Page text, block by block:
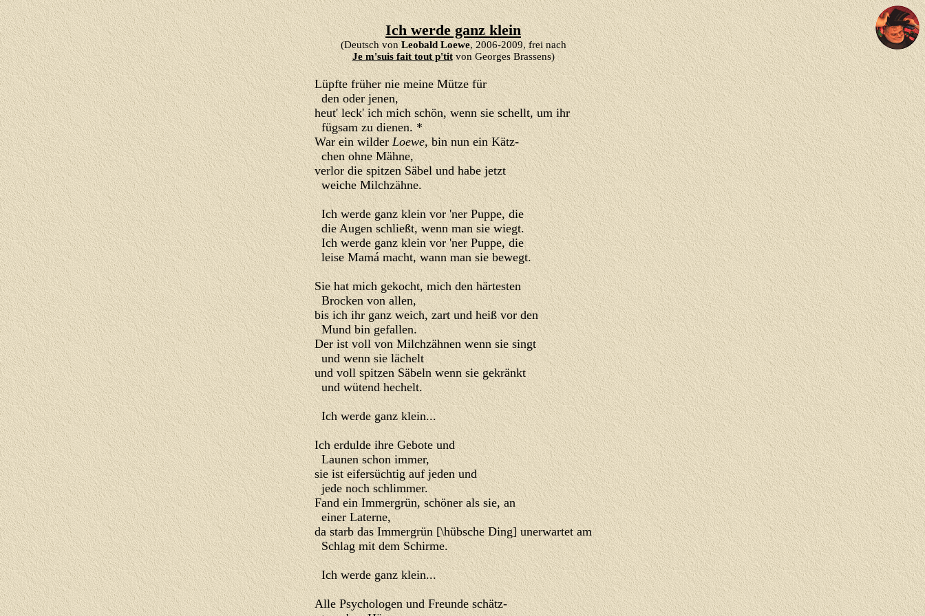
Ich werde ganz klein
(Deutsch vonLeobald Loewe, 2006-2009, frei nach
Je m'suis fait tout p'titvon Georges Brassens)
Lüpfte früher nie meine Mütze für
den oder jenen,
heut' leck' ich mich schön, wenn sie schellt, um ihr
fügsam zu dienen. *
War ein wilderLoewe, bin nun ein Kätz-
chen ohne Mähne,
verlor die spitzen Säbel und habe jetzt
weiche Milchzähne.
Ich werde ganz klein vor 'ner Puppe, die
die Augen schließt, wenn man sie wiegt.
Ich werde ganz klein vor 'ner Puppe, die
leise Mamá macht, wann man sie bewegt.
Sie hat mich gekocht, mich den härtesten
Brocken von allen,
bis ich ihr ganz weich, zart und heiß vor den
Mund bin gefallen.
Der ist voll von Milchzähnen wenn sie singt
und wenn sie lächelt
und voll spitzen Säbeln wenn sie gekränkt
und wütend hechelt.
Ich werde ganz klein...
Ich erdulde ihre Gebote und
Launen schon immer,
sie ist eifersüchtig auf jeden und
jede noch schlimmer.
Fand ein Immergrün, schöner als sie, an
einer Laterne,
da starb das Immergrün [\hübsche Ding] unerwartet am
Schlag mit dem Schirme.
Ich werde ganz klein...
Alle Psychologen und Freunde schätz-